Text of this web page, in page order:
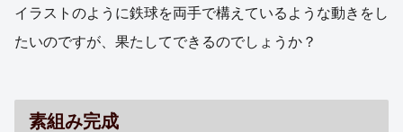
イラストのように鉄球を両手で構えているような動きをし
たいのですが、果たしてできるのでしょうか？
素組み完成